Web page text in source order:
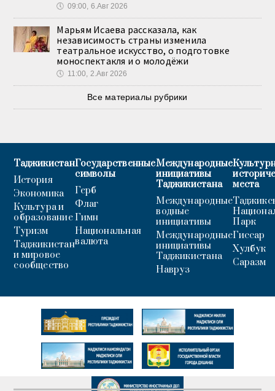
🕔 09:00, 6.Авг 2026
Марьям Исаева рассказала, как
независимость страны изменила
театральное искусство, о подготовке
моноспектакля и о молодёжи
🕔 11:00, 2.Авг 2026
Все материалы рубрики
Таджикистан
История
Экономика
Культура и
образование
Туризм
Таджикистан
и мировое
сообщество
Государственные
символы
Герб
Флаг
Гимн
Национальная
валюта
Международные
инициативы
Таджикистана
Международные
водные
инициативы
Международные
инициативы
Таджикистана
Навруз
места
Парк
Гиссар
Хулбук
Саразм